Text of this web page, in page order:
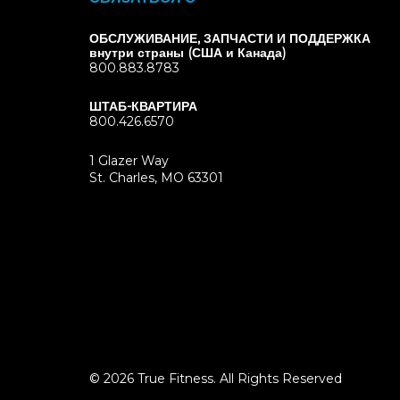
ОБСЛУЖИВАНИЕ, ЗАПЧАСТИ И ПОДДЕРЖКА
внутри страны (США и Канада)
800.883.8783
ШТАБ-КВАРТИРА
800.426.6570
1 Glazer Way
St. Charles, MO 63301
© 2026 True Fitness. All Rights Reserved